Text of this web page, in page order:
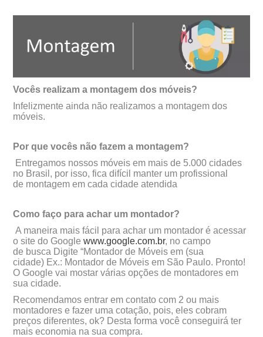
Vocês realizam a montagem dos móveis?
Infelizmente ainda não realizamos a montagem dos
móveis.
Por que vocês não fazem a montagem?
Entregamos nossos móveis em mais de 5.000 cidades
no Brasil, por isso, fica difícil manter um profissional
de montagem em cada cidade atendida
Como faço para achar um montador?
A maneira mais fácil para achar um montador é acessar
o site do Googlewww.google.com.br, no campo
de busca Digite “Montador de Móveis em (sua
cidade) Ex.: Montador de Móveis em São Paulo. Pronto!
O Google vai mostar várias opções de montadores em
sua cidade.
Recomendamos entrar em contato com 2 ou mais
montadores e fazer uma cotação, pois, eles cobram
preços diferentes, ok? Desta forma você conseguirá ter
mais economia na sua compra.